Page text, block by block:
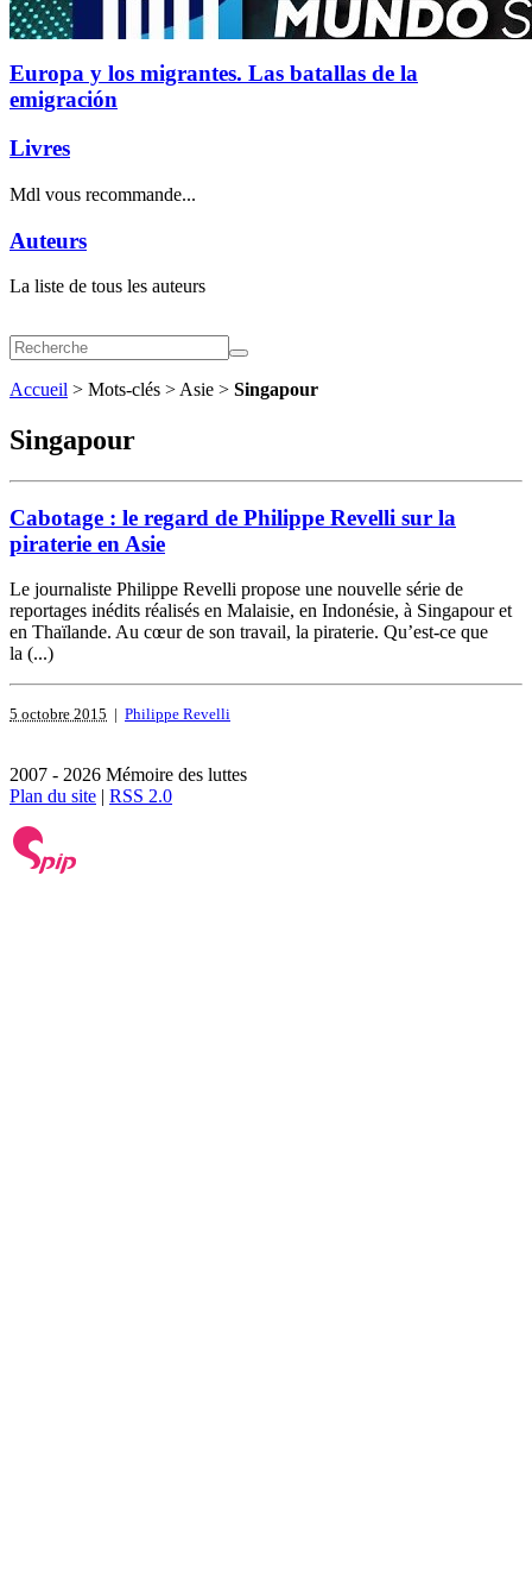
Europa y los migrantes. Las batallas de la
emigración
Livres
Mdl vous recommande...
Auteurs
La liste de tous les auteurs
Accueil > Mots-clés > Asie > Singapour
Singapour
Cabotage : le regard de Philippe Revelli sur la
piraterie en Asie
Le journaliste Philippe Revelli propose une nouvelle série de
reportages inédits réalisés en Malaisie, en Indonésie, à Singapour et
en Thaïlande. Au cœur de son travail, la piraterie. Qu’est-ce que
la (...)
5 octobre 2015 | Philippe Revelli
2007 - 2026 Mémoire des luttes
Plan du site
RSS 2.0